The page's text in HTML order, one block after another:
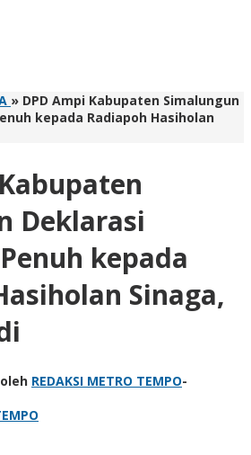
» DPD Ampi Kabupaten Simalungun
kepada Radiapoh Hasiholan
Deklarasi
kepada
Sinaga,
oleh REDAKSI METRO TEMPO-